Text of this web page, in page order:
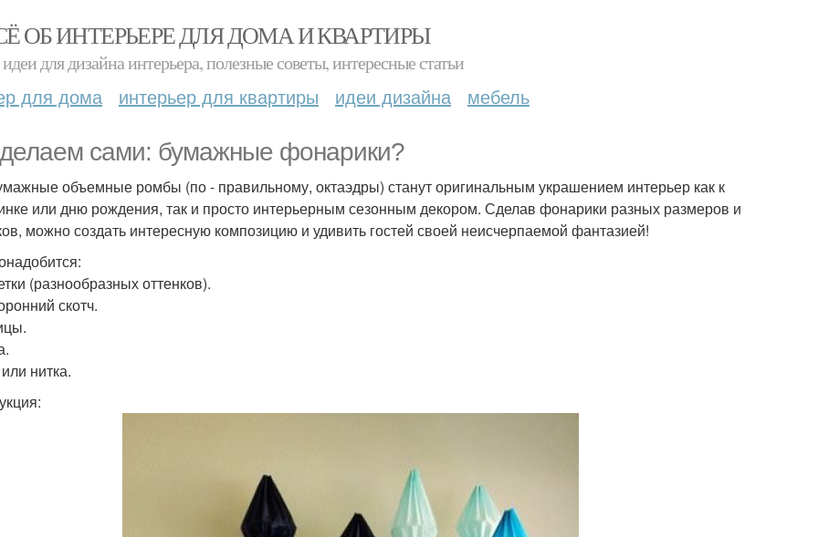
ОБ ИНТЕРЬЕРЕ ДЛЯ ДОМА И КВАРТИРЫ
для дизайна интерьера, полезные советы, интересные статьи
для дома интерьер для квартиры идеи дизайна мебель
сами: бумажные фонарики?
объемные ромбы (по - правильному, октаэдры) станут оригинальным украшением интерьер как к
или дню рождения, так и просто интерьерным сезонным декором. Сделав фонарики разных размеров и
можно создать интересную композицию и удивить гостей своей неисчерпаемой фантазией!
(разнообразных оттенков).
скотч.
нитка.